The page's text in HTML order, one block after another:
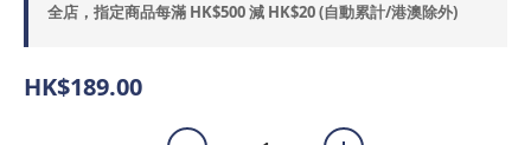
全店，指定商品每滿 HK$500 減 HK$20 (自動累計/港澳除外)
HK$189.00